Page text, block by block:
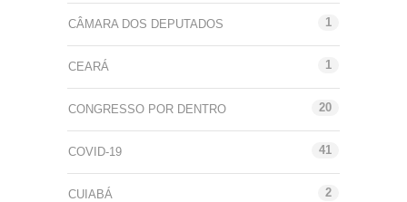
CÂMARA DOS DEPUTADOS 1
CEARÁ 1
CONGRESSO POR DENTRO 20
COVID-19 41
CUIABÁ 2